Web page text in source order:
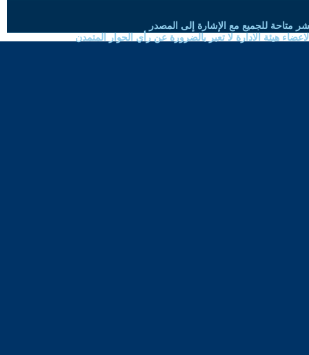
متاحة للجميع مع الإشارة إلى المصدر
هيئة الادارة لا تعبر بالضرورة عن رأي الحوار المتمدن